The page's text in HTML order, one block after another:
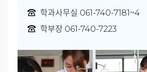
학과사무실 061-740-7181~4
학부장 061-740-7223